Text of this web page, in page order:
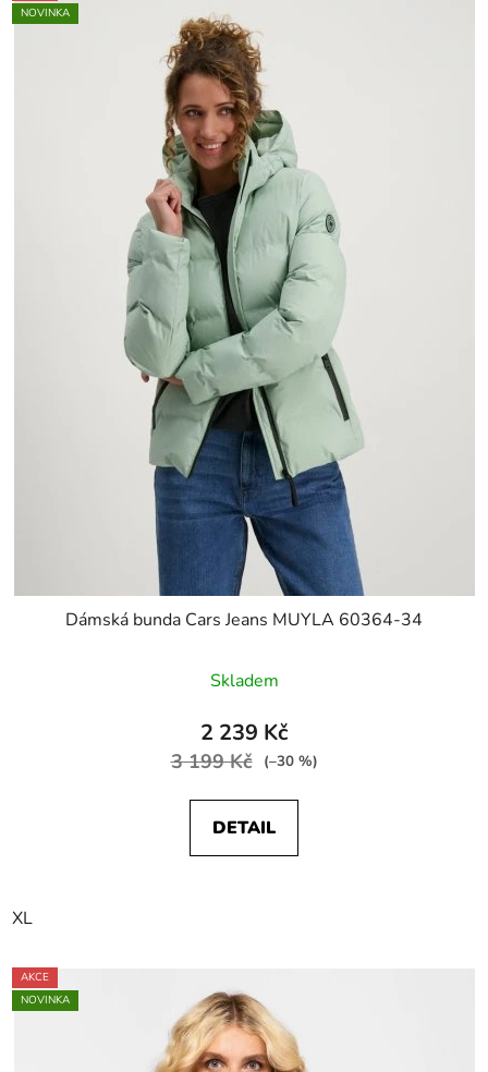
NOVINKA
Dámská bunda Cars Jeans MUYLA 60364-34
Skladem
2 239 Kč
3 199 Kč (–30 %)
DETAIL
XL
AKCE
NOVINKA